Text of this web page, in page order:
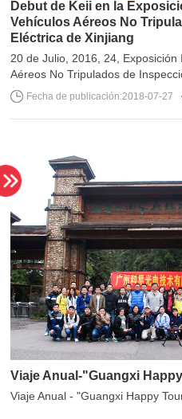
Eléctrica de Xinjiang
Aéreos No Tripulados de
Fecha de publicación:2018-07-27
Viaje Anual-"Guangxi
Viaje Anual - "Guangxi Happy